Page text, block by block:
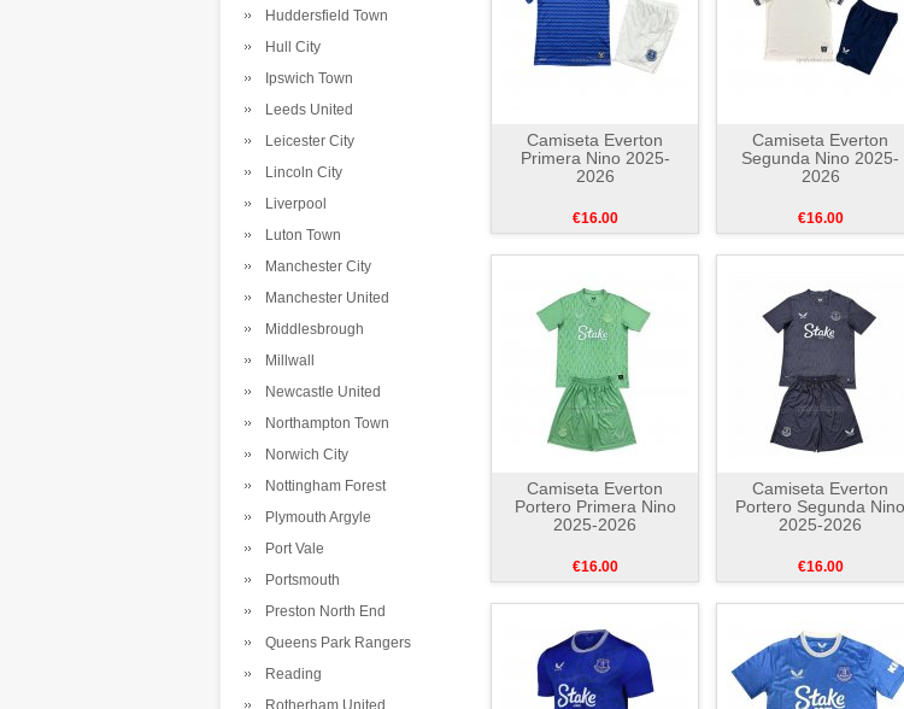
Huddersfield Town
Hull City
Ipswich Town
Leeds United
Leicester City
Lincoln City
Liverpool
Luton Town
Manchester City
Manchester United
Middlesbrough
Millwall
Newcastle United
Northampton Town
Norwich City
Nottingham Forest
Plymouth Argyle
Port Vale
Portsmouth
Preston North End
Queens Park Rangers
Reading
Rotherham United
Camiseta Everton
Primera Nino 2025-
2026
€16.00
Camiseta Everton
Segunda Nino 2025-
2026
€16.00
Camiseta Everton
Portero Primera Nino
2025-2026
€16.00
Camiseta Everton
Portero Segunda Nino
2025-2026
€16.00